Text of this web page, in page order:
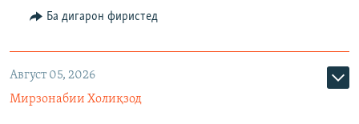
Ба дигарон фиристед
Август 05, 2026
Мирзонабии Холиқзод